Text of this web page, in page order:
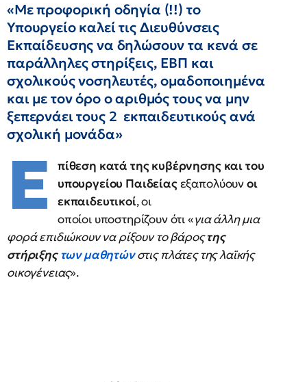
«Με προφορική οδηγία (!!) το
Υπουργείο καλεί τις Διευθύνσεις
Εκπαίδευσης να δηλώσουν τα κενά σε
παράλληλες στηρίξεις, ΕΒΠ και
σχολικούς νοσηλευτές, ομαδοποιημένα
και με τον όρο ο αριθμός τους να μην
ξεπερνάει τους 2 εκπαιδευτικούς ανά
σχολική μονάδα»
Ε
πίθεση κατά της κυβέρνησης και του
υπουργείου Παιδείαςεξαπολύουνοι
εκπαιδευτικοί, οι
οποίοι υποστηρίζουν ότι «για άλλη μια
φορά επιδιώκουν να ρίξουν το βάροςτης
στήριξης των μαθητών στις πλάτες της λαϊκής
οικογένειας».